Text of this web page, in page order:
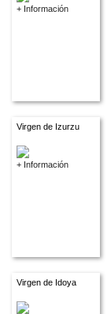
+ Información
Virgen de Izurzu
+ Información
Virgen de Idoya